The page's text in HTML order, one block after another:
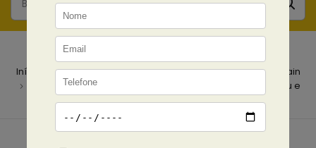
Coleções
Início Coleções
breadcrumbs.make-brazil-emo-again
breadcrumbs.products
Ecobag Preta Fresno Du, Dudu e
Edu
Ordenar Filtrar